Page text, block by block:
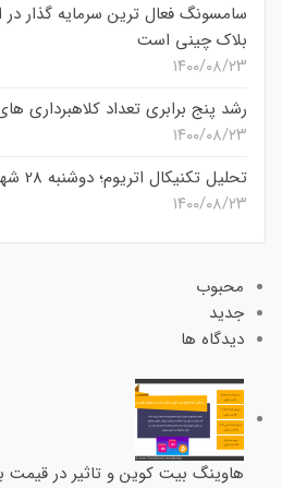
سامسونگ فعال‌ ترین سرمایه‌ گذار
بلاک چینی است
۱۴۰۰/۰۸/۲۳
رشد پنج برابری تعداد کلاهبرداری
۱۴۰۰/۰۸/۲۳
تحلیل تکنیکال اتریوم؛ دوشنبه 28 شهریور
۱۴۰۰/۰۸/۲۳
محبوب
جدید
دیدگاه ها
هاوینگ بیت کوین و تاثیر در